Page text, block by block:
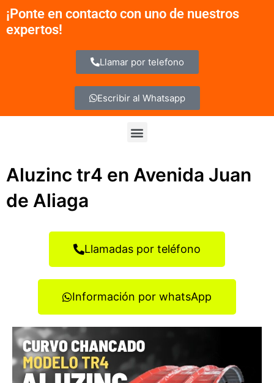
contenido
¡Ponte en contacto con uno de nuestros
expertos!
Llamar por telefono
Escribir al Whatsapp
Menu
Aluzinc tr4 en Avenida Juan
de Aliaga
Llamadas por teléfono
Información por whatsApp